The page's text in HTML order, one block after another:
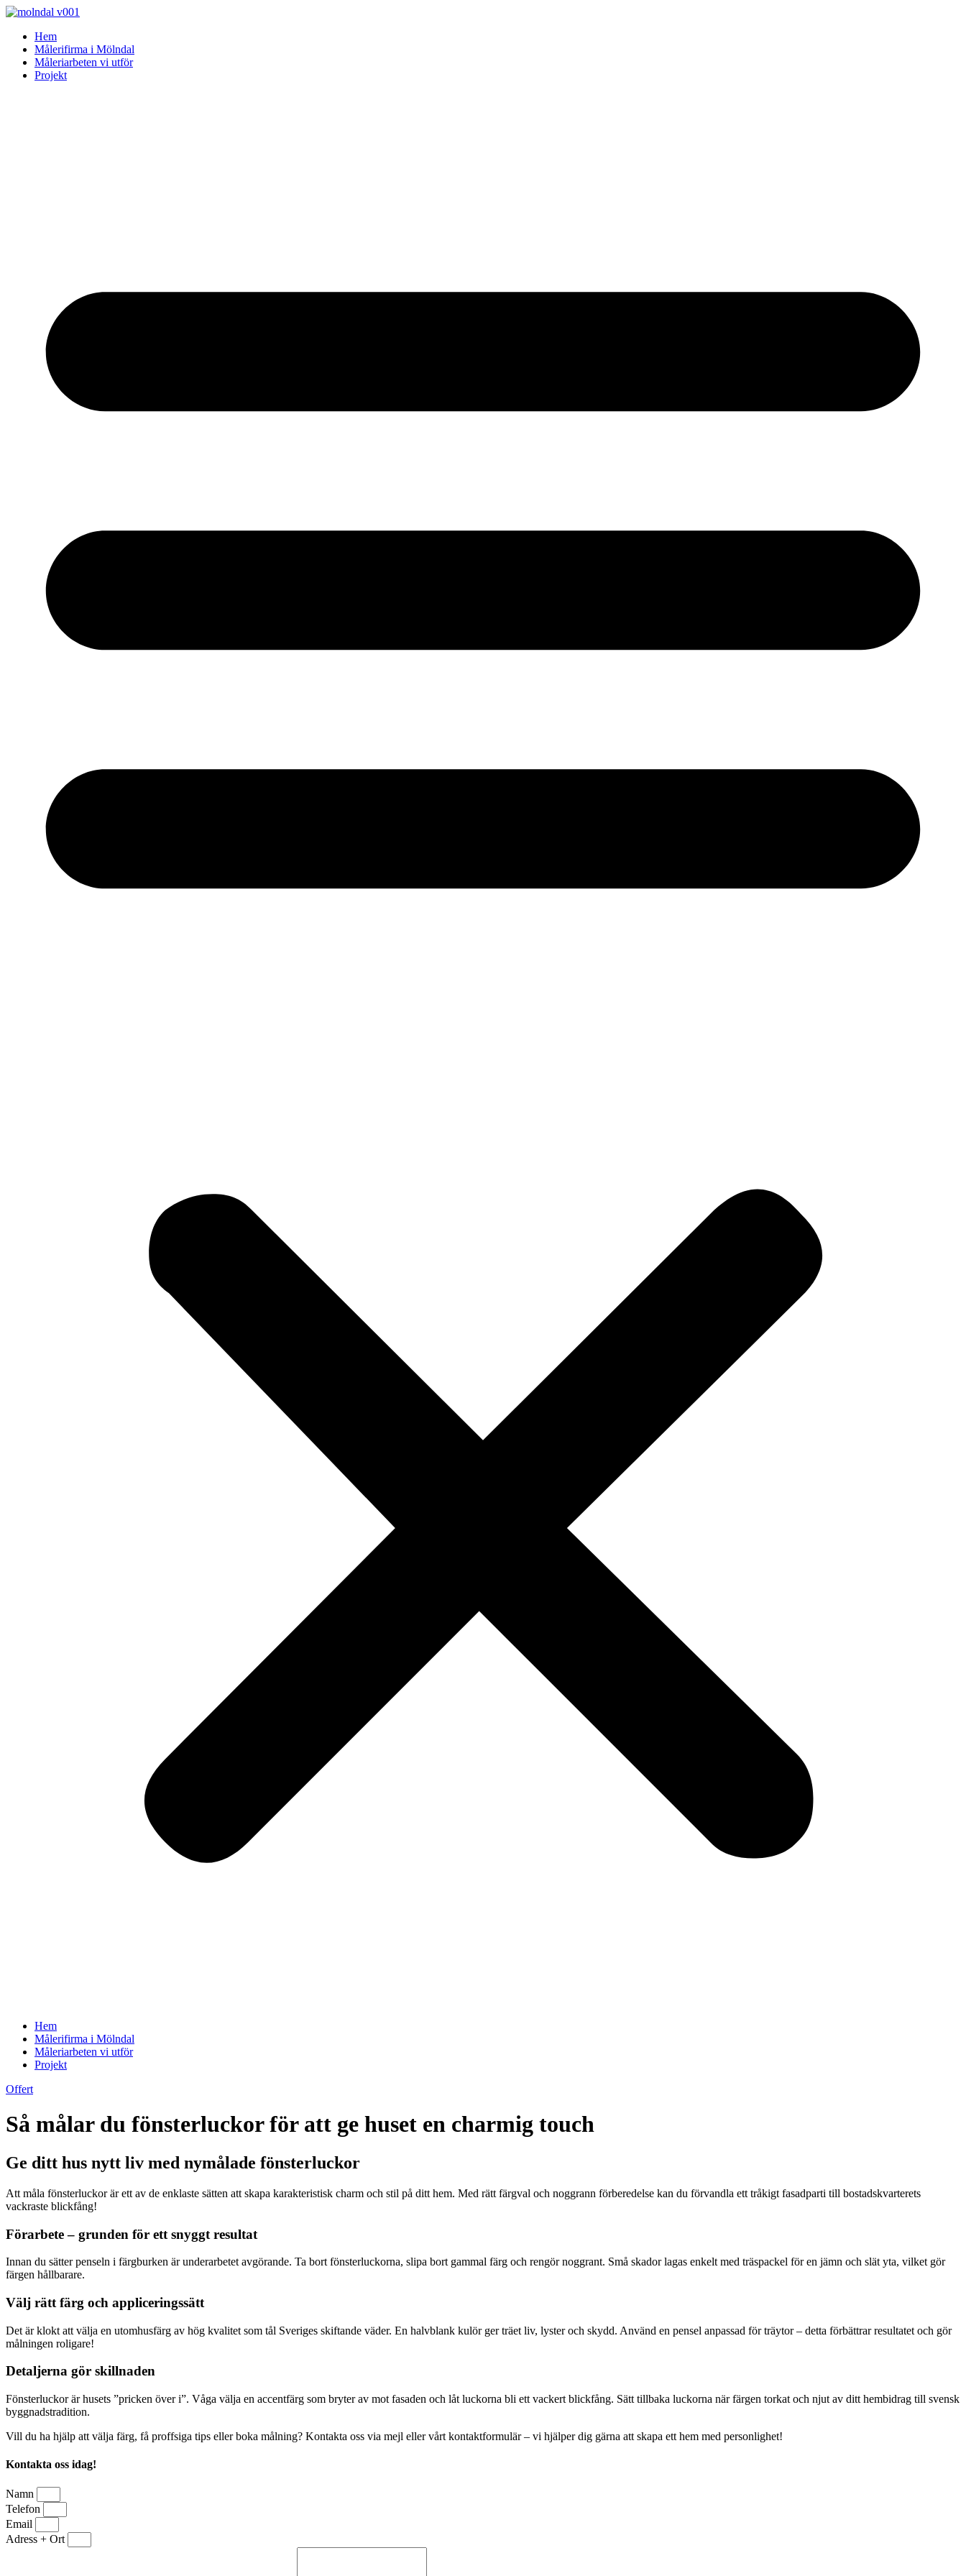
Skip
contentHem
Målerifirma i Mölndal
Måleriarbeten vi utför
Projekt
Hem
Målerifirma i Mölndal
Måleriarbeten vi utför
Projekt
Offert
Så målar du fönsterluckor för att ge huset en charmig touch
Ge ditt hus nytt liv med nymålade fönsterluckor
Att måla fönsterluckor är ett av de enklaste sätten att skapa karakteristisk charm och stil på ditt hem. Med rätt färgval och noggrann förberedelse kan du förvandla ett tråkigt fasadparti till bostadskvarterets
vackraste blickfång!
Förarbete – grunden för ett snyggt resultat
Innan du sätter penseln i färgburken är underarbetet avgörande. Ta bort fönsterluckorna, slipa bort gammal färg och rengör noggrant. Små skador lagas enkelt med träspackel för en jämn och slät yta, vilket gör
färgen hållbarare.
Välj rätt färg och appliceringssätt
Det är klokt att välja en utomhusfärg av hög kvalitet som tål Sveriges skiftande väder. En halvblank kulör ger träet liv, lyster och skydd. Använd en pensel anpassad för träytor – detta förbättrar resultatet och gör
målningen roligare!
Detaljerna gör skillnaden
Fönsterluckor är husets ”pricken över i”. Våga välja en accentfärg som bryter av mot fasaden och låt luckorna bli ett vackert blickfång. Sätt tillbaka luckorna när färgen torkat och njut av ditt hembidrag till svensk
byggnadstradition.
Vill du ha hjälp att välja färg, få proffsiga tips eller boka målning? Kontakta oss via mejl eller vårt kontaktformulär – vi hjälper dig gärna att skapa ett hem med personlighet!
Kontakta oss idag!
Namn
Telefon
Email
Adress + Ort